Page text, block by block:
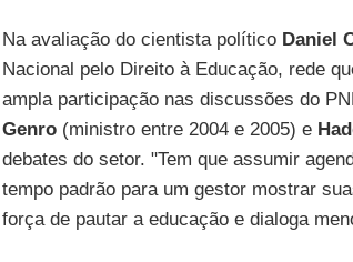
Na avaliação do cientista político Daniel
Nacional pelo Direito à Educação, rede
ampla participação nas discussões do
Genro(ministro entre 2004 e 2005) e
debates do setor. "Tem que assumir
tempo padrão para um gestor mostrar
força de pautar a educação e dialoga